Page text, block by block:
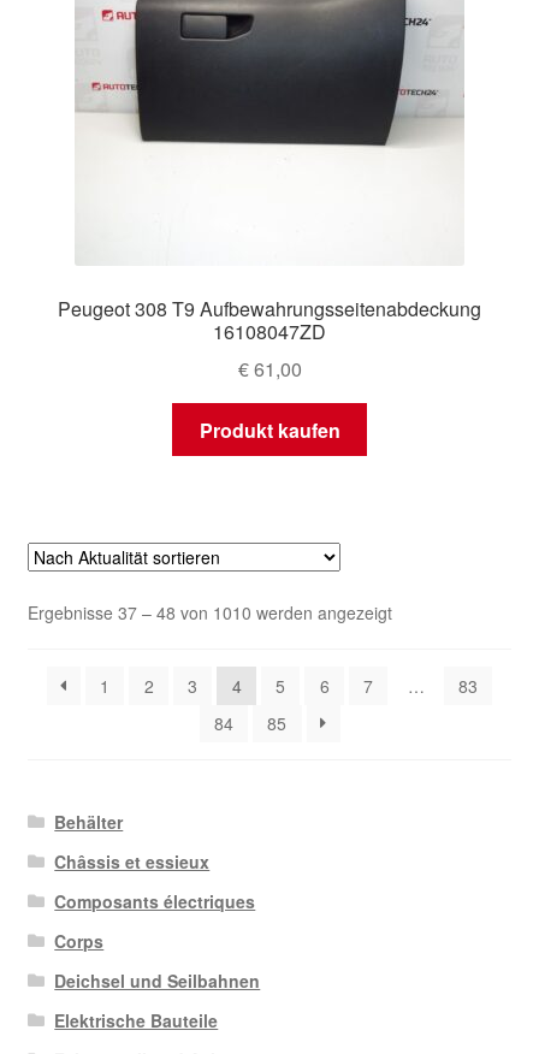
Peugeot 308 T9 Aufbewahrungsseitenabdeckung
16108047ZD
€61,00
Produkt kaufen
Ergebnisse 37 – 48 von 1010 werden angezeigtNach
1
2 3 4 5 6 7 …
83
84
85
Behälter
Châssis et essieux
Composants électriques
Corps
Deichsel und Seilbahnen
Elektrische Bauteile